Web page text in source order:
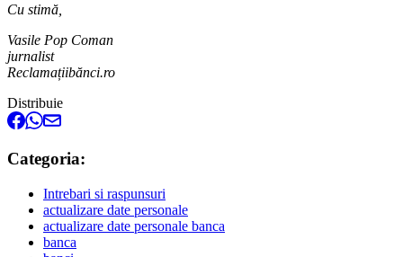
Cu stimă,
Vasile Pop Coman
jurnalist
Reclamațiibănci.ro
Distribuie
Categoria:
Intrebari si raspunsuri
actualizare date personale
actualizare date personale banca
banca